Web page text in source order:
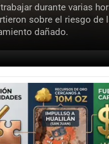
durante varias
sobre el riesgo de
dañado.